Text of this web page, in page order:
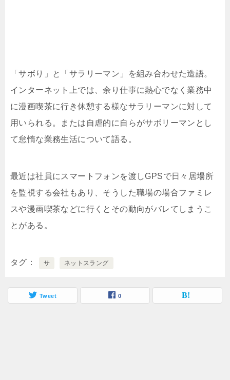
「サボり」と「サラリーマン」を組み合わせた造語。
インターネット上では、余り仕事に熱心でなく業務中
に漫画喫茶に行き休憩する様なサラリーマンに対して
用いられる。または自虐的に自らがサボリーマンとし
て怠惰な業務生活について語る。
最近は社員にスマートフォンを渡しGPSで日々居場所
を監視する会社もあり、そうした職場の場合ファミレ
スや漫画喫茶などに行くとその動向がバレてしまうこ
とがある。
タグ サ ネットスラング
Tweet 0